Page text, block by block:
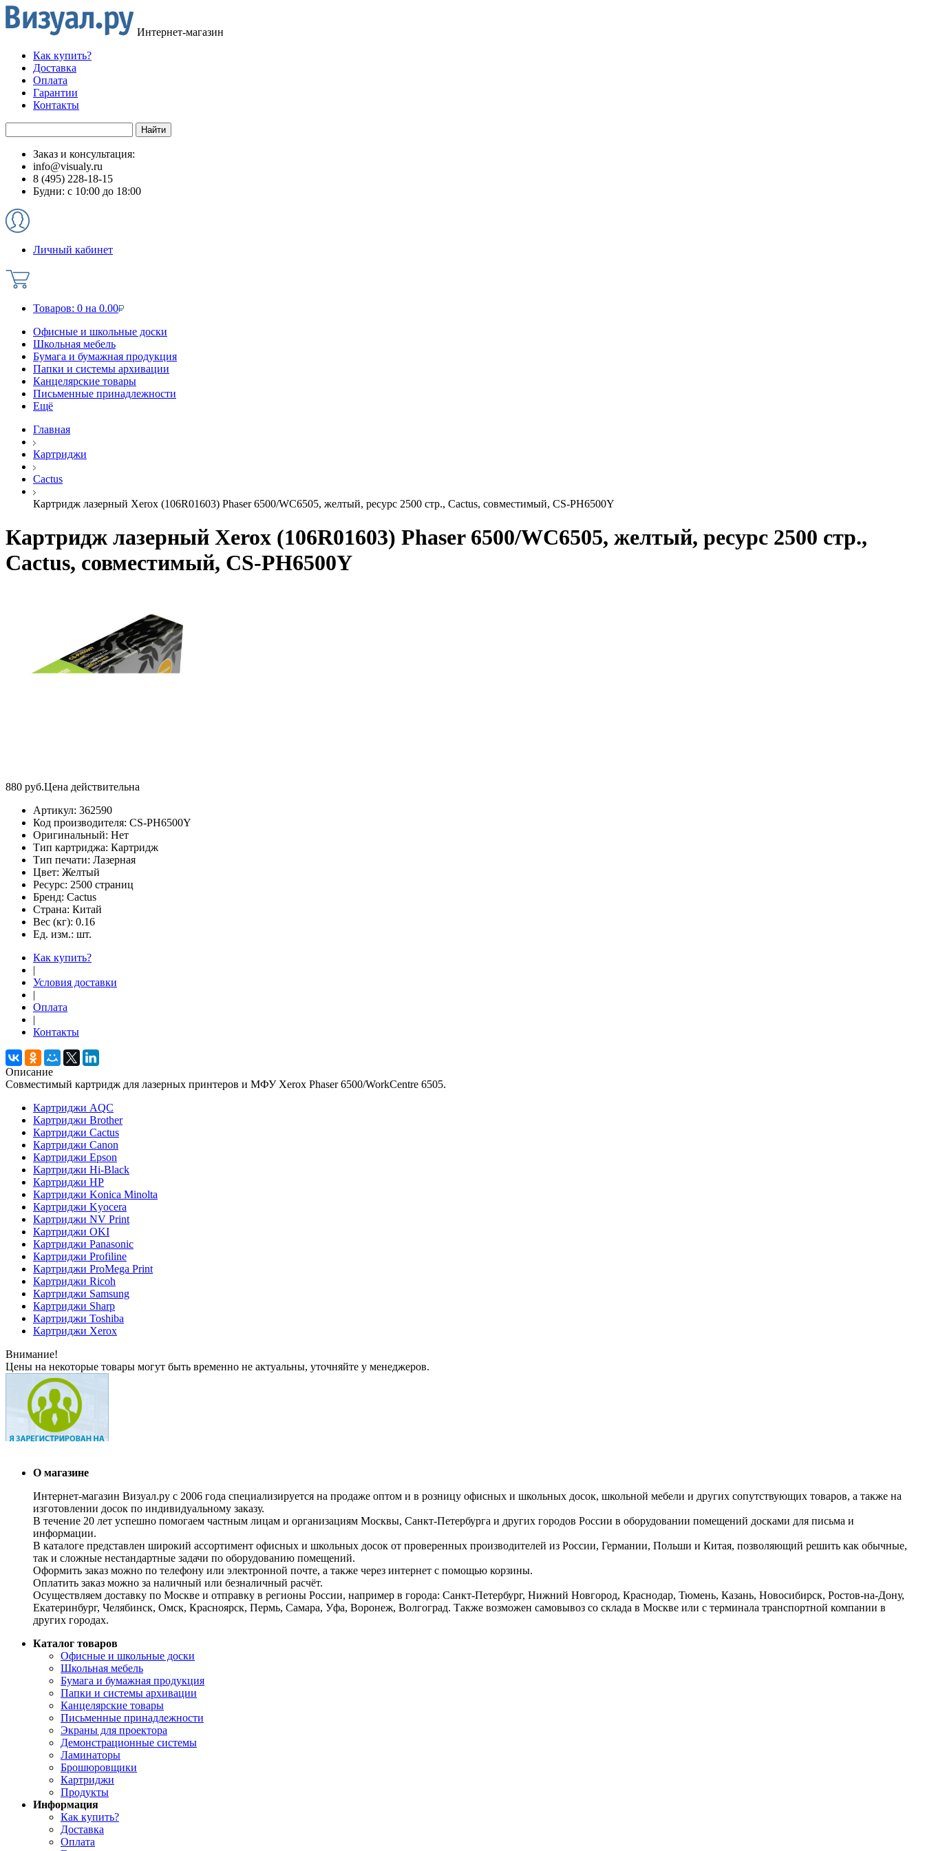
Интернет-магазин
Как купить?
Доставка
Оплата
Гарантии
Контакты
Заказ и консультация:
info@visualy.ru
8 (495) 228-18-15
Будни: с 10:00 до 18:00
Личный кабинет
Товаров: 0 на 0.00
Офисные и школьные доски
Школьная мебель
Бумага и бумажная продукция
Папки и системы архивации
Канцелярские товары
Письменные принадлежности
Ещё
Главная
Картриджи
Cactus
Картридж лазерный Xerox (106R01603) Phaser 6500/WC6505, желтый, ресурс 2500 стр., Cactus, совместимый, CS-PH6500Y
Картридж лазерный Xerox (106R01603) Phaser 6500/WC6505, желтый, ресурс 2500 стр.,
Cactus, совместимый, CS-PH6500Y
880 руб.Цена действительна
Артикул: 362590
Код производителя: CS-PH6500Y
Оригинальный: Нет
Тип картриджа: Картридж
Тип печати: Лазерная
Цвет: Желтый
Ресурс: 2500 страниц
Бренд: Cactus
Страна: Китай
Вес (кг): 0.16
Ед. изм.: шт.
Как купить?
|
Условия доставки
|
Оплата
|
Контакты
Описание
Совместимый картридж для лазерных принтеров и МФУ Xerox Phaser 6500/WorkCentre 6505.
Картриджи AQC
Картриджи Brother
Картриджи Cactus
Картриджи Canon
Картриджи Epson
Картриджи Hi-Black
Картриджи HP
Картриджи Konica Minolta
Картриджи Kyocera
Картриджи NV Print
Картриджи OKI
Картриджи Panasonic
Картриджи Profiline
Картриджи ProMega Print
Картриджи Ricoh
Картриджи Samsung
Картриджи Sharp
Картриджи Toshiba
Картриджи Xerox
Внимание!
Цены на некоторые товары могут быть временно не актуальны, уточняйте у менеджеров.
О магазине
Интернет-магазин Визуал.ру с 2006 года специализируется на продаже оптом и в розницу офисных и школьных досок, школьной мебели и других сопутствующих товаров, а также на
изготовлении досок по индивидуальному заказу.
В течение 20 лет успешно помогаем частным лицам и организациям Москвы, Санкт-Петербурга и других городов России в оборудовании помещений досками для письма и
информации.
В каталоге представлен широкий ассортимент офисных и школьных досок от проверенных производителей из России, Германии, Польши и Китая, позволяющий решить как обычные,
так и сложные нестандартные задачи по оборудованию помещений.
Оформить заказ можно по телефону или электронной почте, а также через интернет с помощью корзины.
Оплатить заказ можно за наличный или безналичный расчёт.
Осуществляем доставку по Москве и отправку в регионы России, например в города: Санкт-Петербург, Нижний Новгород, Краснодар, Тюмень, Казань, Новосибирск, Ростов-на-Дону,
Екатеринбург, Челябинск, Омск, Красноярск, Пермь, Самара, Уфа, Воронеж, Волгоград. Также возможен самовывоз со склада в Москве или с терминала транспортной компании в
других городах.
Каталог товаров
Офисные и школьные доски
Школьная мебель
Бумага и бумажная продукция
Папки и системы архивации
Канцелярские товары
Письменные принадлежности
Экраны для проектора
Демонстрационные системы
Ламинаторы
Брошюровщики
Картриджи
Продукты
Информация
Как купить?
Доставка
Оплата